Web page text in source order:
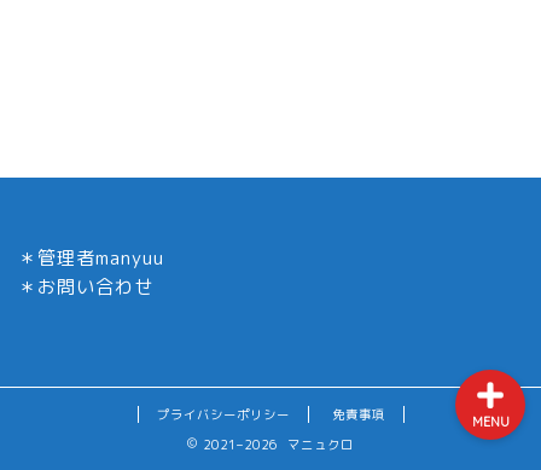
＊ 管理者manyuu
＊ お問い合わせ
プライバシーポリシー
免責事項
2021–2026 マニュクロ
MENU